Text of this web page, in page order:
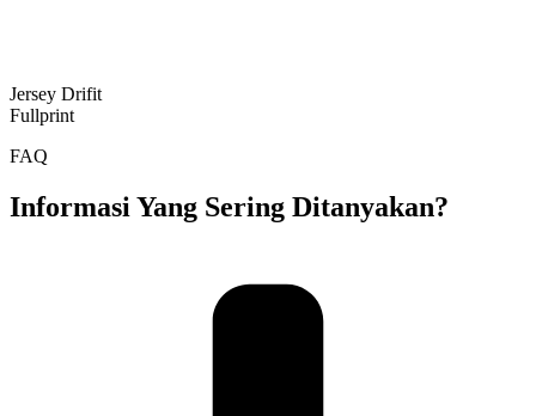
Jersey Drifit
Fullprint
FAQ
Informasi Yang Sering Ditanyakan?